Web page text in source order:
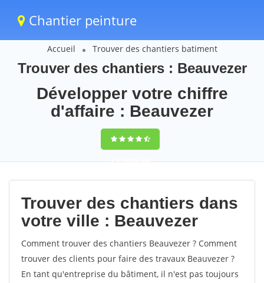
Chantier peinture
Accueil Trouver des chantiers batiment
Trouver des chantiers : Beauvezer
Développer votre chiffre
d'affaire : Beauvezer
9,5(100%)60
votes
Trouver des chantiers dans
votre ville : Beauvezer
Comment trouver des chantiers Beauvezer ? Comment
trouver des clients pour faire des travaux Beauvezer ?
En tant qu'entreprise du bâtiment, il n'est pas toujours